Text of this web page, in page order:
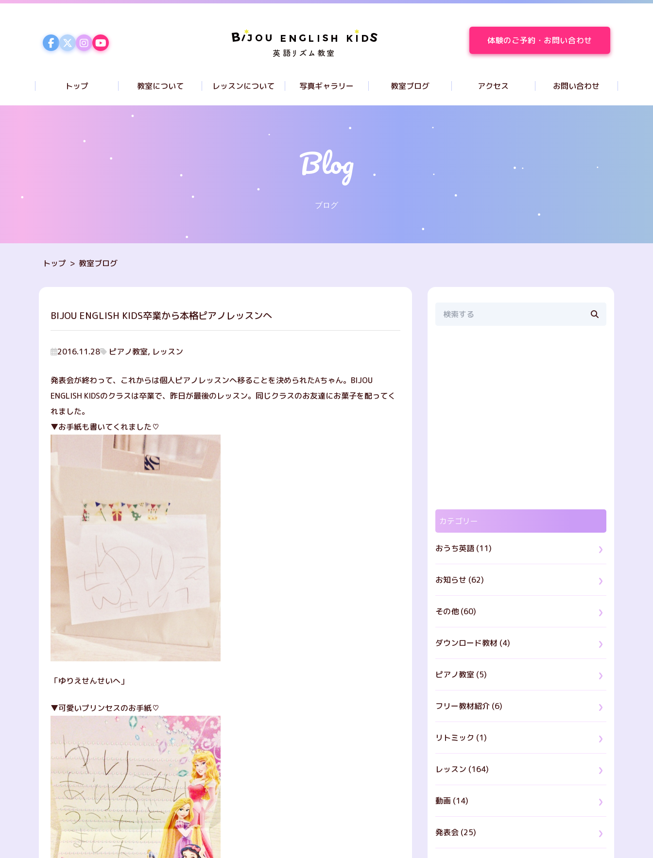
体験のご予約・お問い合わせ
トップ 教室について レッスンについて 写真ギャラリー 教室ブログ アクセス お問い合わせ
ブログ
トップ 教室ブログ
BIJOU ENGLISH KIDS卒業から本格ピアノレッスンへ
2016.11.28 ピアノ教室, レッスン
発表会が終わって、これからは個人ピアノレッスンへ移ることを決められたAちゃん。BIJOU
ENGLISH KIDSのクラスは卒業で、昨日が最後のレッスン。同じクラスのお友達にお菓子を配ってく
れました。
▼お手紙も書いてくれました♡
「ゆりえせんせいへ」
▼可愛いプリンセスのお手紙♡
カテゴリー
おうち英語 (11)
お知らせ (62)
その他 (60)
ダウンロード教材 (4)
ピアノ教室 (5)
フリー教材紹介 (6)
リトミック (1)
レッスン (164)
動画 (14)
発表会 (25)